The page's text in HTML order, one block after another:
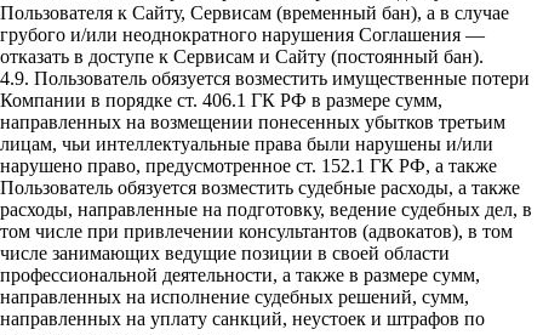
Пользователя к Сайту, Сервисам (временный бан), а в случае
грубого и/или неоднократного нарушения Соглашения —
отказать в доступе к Сервисам и Сайту (постоянный бан).
4.9. Пользователь обязуется возместить имущественные потери
Компании в порядке ст. 406.1 ГК РФ в размере сумм,
направленных на возмещении понесенных убытков третьим
лицам, чьи интеллектуальные права были нарушены и/или
нарушено право, предусмотренное ст. 152.1 ГК РФ, а также
Пользователь обязуется возместить судебные расходы, а также
расходы, направленные на подготовку, ведение судебных дел, в
том числе при привлечении консультантов (адвокатов), в том
числе занимающих ведущие позиции в своей области
профессиональной деятельности, а также в размере сумм,
направленных на исполнение судебных решений, сумм,
направленных на уплату санкций, неустоек и штрафов по